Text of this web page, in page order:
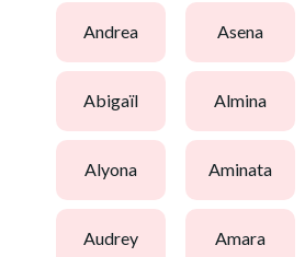
andrea asena
abigaïl almina
alyona aminata
audrey amara